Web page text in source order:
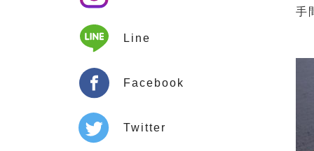
Line
Facebook
Twitter
手